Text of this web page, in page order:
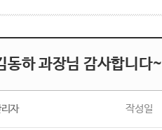
동하 과장님 감사합니다~
자 작성일